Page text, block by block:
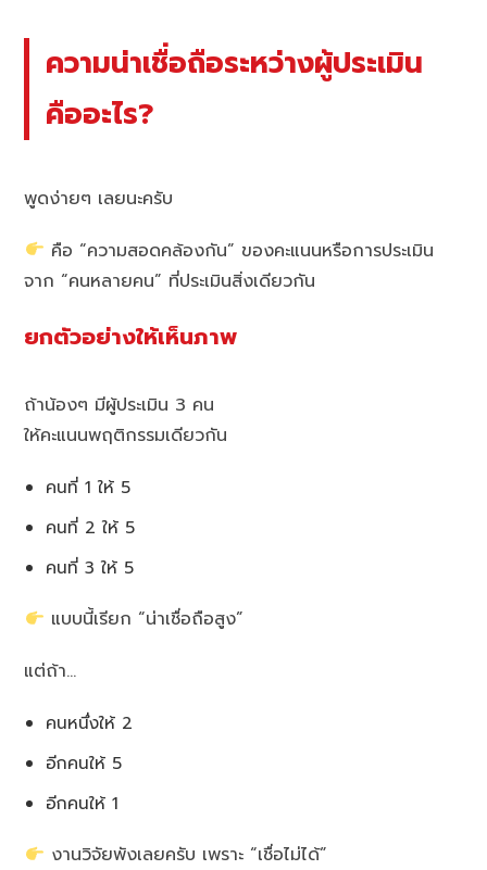
ความน่าเชื่อถือระหว่างผู้ประเมิน
คืออะไร?
พูดง่ายๆ เลยนะครับ
คือ “ความสอดคล้องกัน” ของคะแนนหรือการประเมิน
จาก “คนหลายคน” ที่ประเมินสิ่งเดียวกัน
ยกตัวอย่างให้เห็นภาพ
ถ้าน้องๆ มีผู้ประเมิน 3 คน
ให้คะแนนพฤติกรรมเดียวกัน
คนที่ 1 ให้ 5
คนที่ 2 ให้ 5
คนที่ 3 ให้ 5
แบบนี้เรียก “น่าเชื่อถือสูง”
แต่ถ้า…
คนหนึ่งให้ 2
อีกคนให้ 5
อีกคนให้ 1
งานวิจัยพังเลยครับ เพราะ “เชื่อไม่ได้”